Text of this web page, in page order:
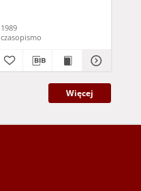
1989
czasopismo
Więcej